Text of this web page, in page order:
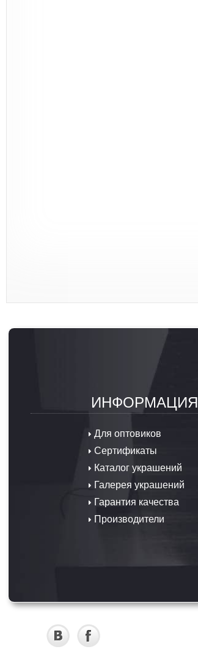
ИНФОРМАЦИЯ
Для оптовиков
Сертификаты
Каталог украшений
Галерея украшений
Гарантия качества
Производители